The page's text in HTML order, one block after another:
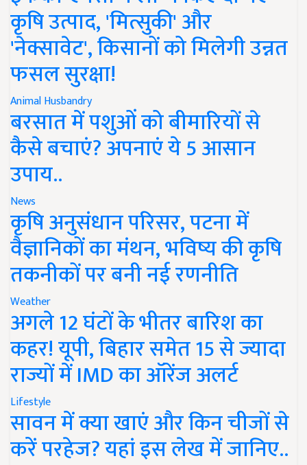
कृषि उत्पाद, 'मित्सुकी' और
'नेक्सावेट', किसानों को मिलेगी उन्नत
फसल सुरक्षा!
Animal Husbandry
बरसात में पशुओं को बीमारियों से
कैसे बचाएं? अपनाएं ये 5 आसान
उपाय..
News
कृषि अनुसंधान परिसर, पटना में
वैज्ञानिकों का मंथन, भविष्य की कृषि
तकनीकों पर बनी नई रणनीति
Weather
अगले 12 घंटों के भीतर बारिश का
कहर! यूपी, बिहार समेत 15 से ज्यादा
राज्यों में IMD का ऑरेंज अलर्ट
Lifestyle
सावन में क्या खाएं और किन चीजों से
करें परहेज? यहां इस लेख में जानिए..